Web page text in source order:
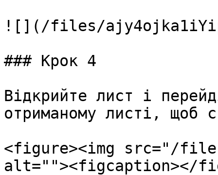
![](/files/
### Крок 4
Відкрийте лист і
отриманому листі, щоб
<figure><img src="/
alt=""><figcaption></